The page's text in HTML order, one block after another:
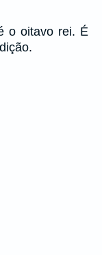
o oitavo rei. É